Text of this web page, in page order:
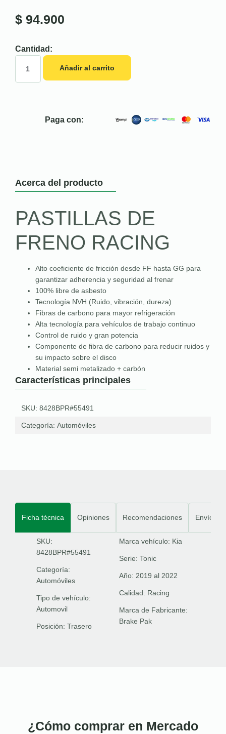
$ 94.900
Cantidad:
Añadir al carrito
Paga con:
Acerca del producto
PASTILLAS DE
FRENO RACING
Alto coeficiente de fricción desde FF hasta GG para
garantizar adherencia y seguridad al frenar
100% libre de asbesto
Tecnología NVH (Ruido, vibración, dureza)
Fibras de carbono para mayor refrigeración
Alta tecnología para vehículos de trabajo continuo
Control de ruido y gran potencia
Componente de fibra de carbono para reducir ruidos y
su impacto sobre el disco
Material semi metalizado + carbón
Características principales
SKU: 8428BPR#55491
Categoría: Automóviles
Ficha técnica Opiniones Recomendaciones Envíos
SKU:
8428BPR#55491
Categoría:
Automóviles
Tipo de vehículo:
Automovil
Posición: Trasero
Marca vehículo: Kia
Serie: Tonic
Año: 2019 al 2022
Calidad: Racing
Marca de Fabricante:
Brake Pak
¿Cómo comprar en Mercado